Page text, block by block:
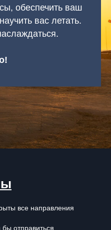
обеспечить ваш
вас летать.
все направления
отправиться